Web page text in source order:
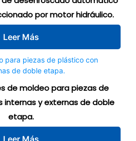
por motor hidráulico.
Leer Más
de moldeo para piezas de
internas y externas de doble
etapa.
Leer Más